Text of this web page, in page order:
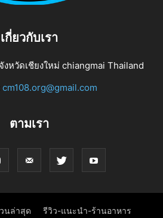
เกี่ยวกับเรา
งหวัดเชียงใหม่ chiangmai Thailand
cm108.org@gmail.com
ตามเรา
นล่าสุด รีวิว-แนะนำ-ร้านอาหาร